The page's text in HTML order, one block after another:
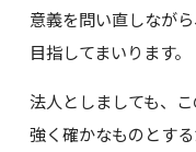
意義を問い直しなが
目指してまいります。
法人としましても、
強く確かなものとす